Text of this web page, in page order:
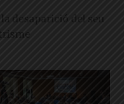
desaparició del seu